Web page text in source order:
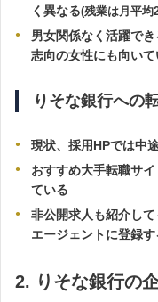
く異なる(残業は月平均
男女関係なく活躍で
志向の女性にも向いて
りそな銀行への
現状、採用HPでは中
おすすめ大手転職サ
ている
非公開求人も紹介し
エージェントに登録
2. りそな銀行の